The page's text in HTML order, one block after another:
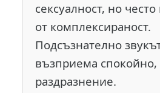
сексуалност, но
от комплексираност.
Подсъзнателно
възприема спокойно,
раздразнение.